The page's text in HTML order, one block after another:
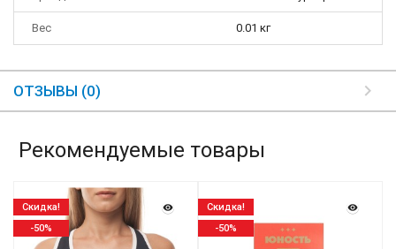
Вес 0.01 кг
ОТЗЫВЫ (0)
Рекомендуемые товары
Скидка!
-50%
Скидка!
-50%